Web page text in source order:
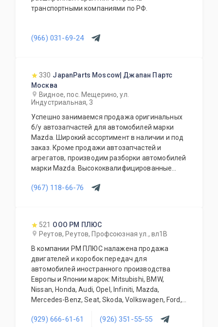
транспортными компаниями по РФ.
(966) 031-69-24
330 JapanParts Moscow| Джапан Партс
Москва
Видное, пос. Мещерино, ул.
Индустриальная, 3
Успешно занимаемся продажа оригинальных
б/у автозапчастей для автомобилей марки
Mazda. Широкий ассортимент в наличии и под
заказ. Кроме продажи автозапчастей и
агрегатов, производим разборки автомобилей
марки Mazda. Высококвалифицированные
его виды. В нашем автосервисе проводится
дополнительное оборудование для Вашего
автомобиля. Гарантия качества на все услуги
и продукцию. Квалифицированные
специалисты. Мы работаем для Вас каждый
день.
(967) 118-66-76
521 ООО РМ ПЛЮС
Реутов, Реутов, Профсоюзная ул., вл1В
В компании РМ ПЛЮС налажена продажа
двигателей и коробок передач для
автомобилей иностранного производства
Европы и Японии марок: Mitsubishi, BMW,
Nissan, Honda, Audi, Opel, Infiniti, Mazda,
Mercedes-Benz, Seat, Skoda, Volkswagen, Ford,
оригинальная. Все агрегаты тщательно
(929) 666-61-61 (926) 351-55-55